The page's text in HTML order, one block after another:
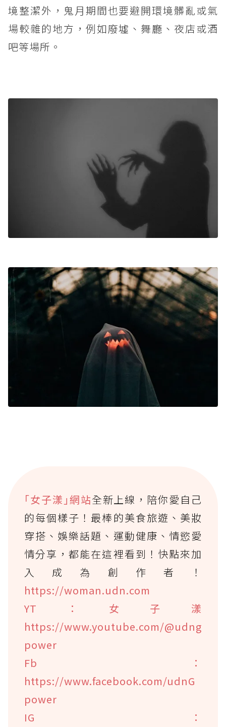
境整潔外，鬼月期間也要避開環境髒亂或氣
場較雜的地方，例如廢墟、舞廳、夜店或酒
吧等場所。
｢女子漾｣網站全新上線，陪你愛自己
的每個樣子！最棒的美食旅遊、美妝
穿搭、娛樂話題、運動健康、情慾愛
情分享，都能在這裡看到！快點來加
入成為創作者！
https://woman.udn.com
YT：女子漾
https://www.youtube.com/@udng
power
Fb：
https://www.facebook.com/udnG
power
IG：